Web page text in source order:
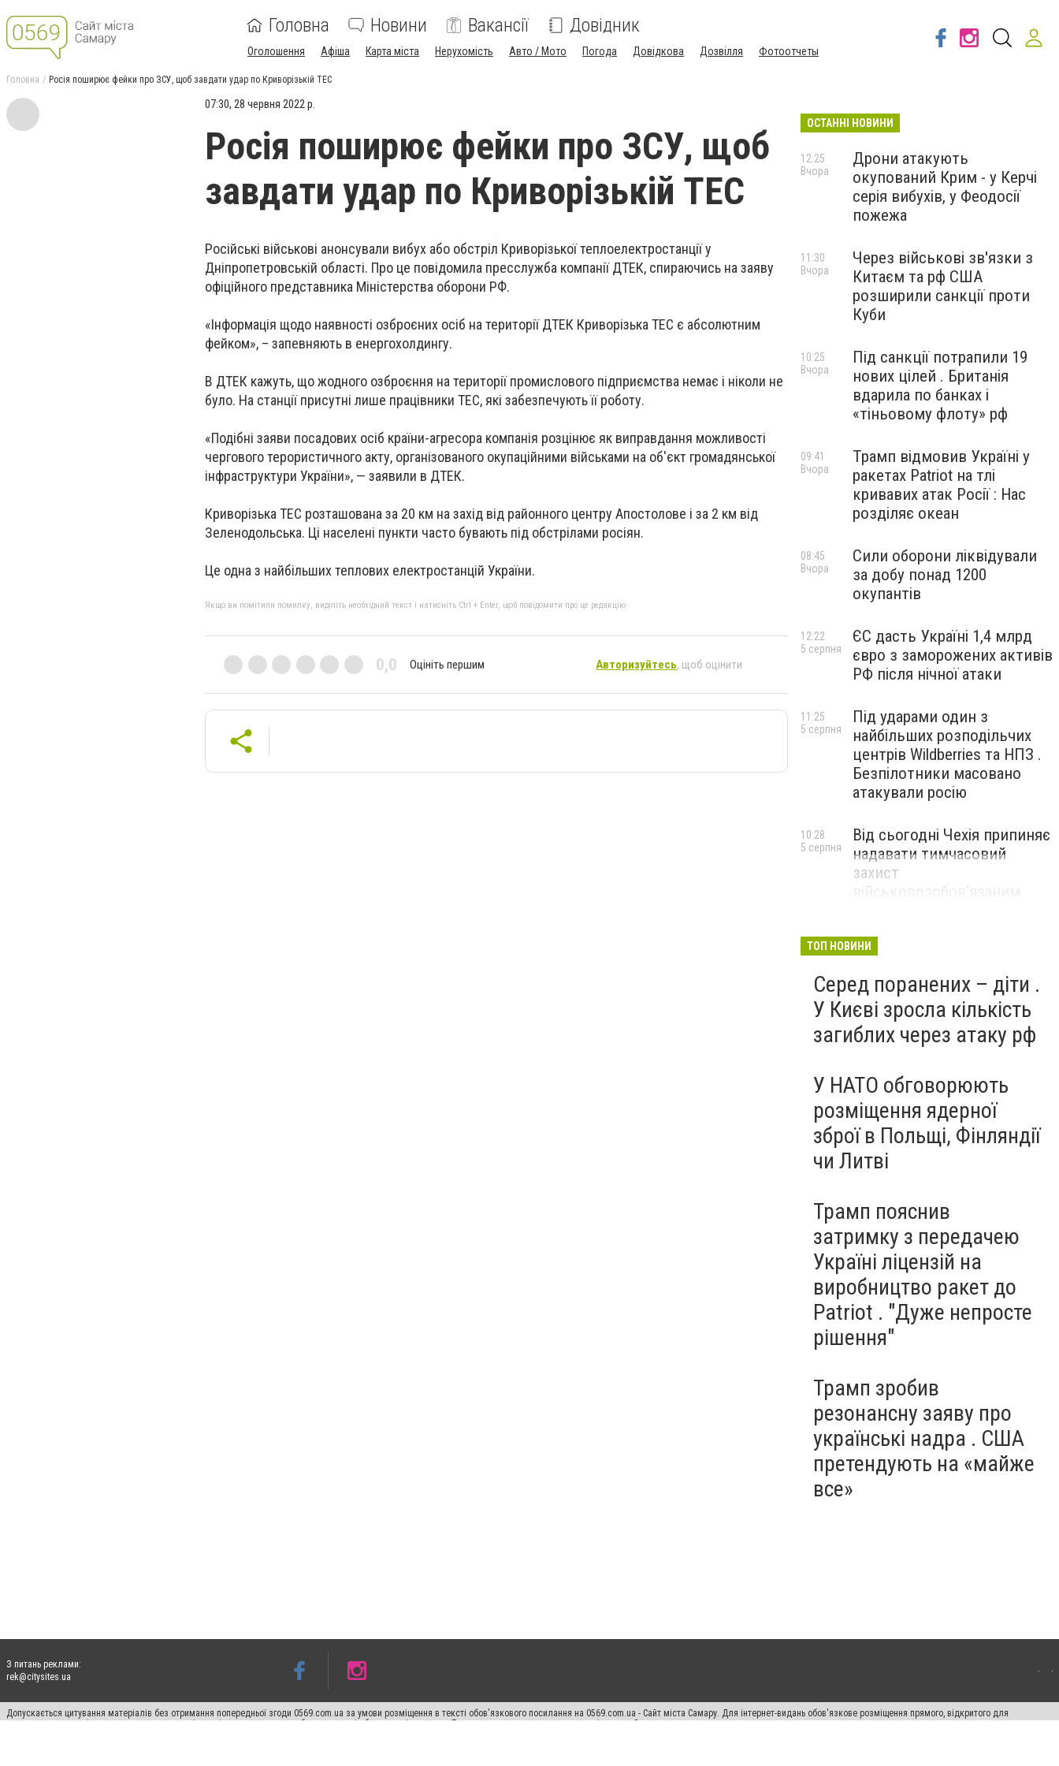
Головна Новини Вакансії Довідник
Оголошення Афіша Карта міста Нерухомість Авто / Мото Погода Довідкова Дозвілля Фотоотчеты
Головна Росія поширює фейки про ЗСУ, щоб завдати удар по Криворізькій ТЕС
07:30, 28 червня 2022 р.
Росія поширює фейки про ЗСУ, щоб
завдати удар по Криворізькій ТЕС
Російські військові анонсували вибух або обстріл Криворізької теплоелектростанції у
Дніпропетровській області. Про це повідомила пресслужба компанії ДТЕК, спираючись на заяву
офіційного представника Міністерства оборони РФ.
«Інформація щодо наявності озброєних осіб на території ДТЕК Криворізька ТЕС є абсолютним
фейком», – запевняють в енергохолдингу.
В ДТЕК кажуть, що жодного озброєння на території промислового підприємства немає і ніколи не
було. На станції присутні лише працівники ТЕС, які забезпечують її роботу.
«Подібні заяви посадових осіб країни-агресора компанія розцінює як виправдання можливості
чергового терористичного акту, організованого окупаційними військами на об'єкт громадянської
інфраструктури України», — заявили в ДТЕК.
Криворізька ТЕС розташована за 20 км на захід від районного центру Апостолове і за 2 км від
Зеленодольська. Ці населені пункти часто бувають під обстрілами росіян.
Це одна з найбільших теплових електростанцій України.
Якщо ви помітили помилку, виділіть необхідний текст і натисніть Ctrl + Enter, щоб повідомити про це редакцію
0,0 Оцініть першим Авторизуйтесь, щоб оцінити
ОСТАННІ НОВИНИ
Дрони атакують
окупований Крим - у Керчі
серія вибухів, у Феодосії
пожежа
12:25
Вчора
Через військові зв'язки з
Китаєм та рф США
розширили санкції проти
Куби
11:30
Вчора
Під санкції потрапили 19
нових цілей . Британія
вдарила по банках і
«тіньовому флоту» рф
10:25
Вчора
Трамп відмовив Україні у
ракетах Patriot на тлі
кривавих атак Росії : Нас
розділяє океан
09:41
Вчора
Сили оборони ліквідували
за добу понад 1200
окупантів
08:45
Вчора
ЄС дасть Україні 1,4 млрд
євро з заморожених активів
РФ після нічної атаки
12:22
5 серпня
Під ударами один з
найбільших розподільчих
центрів Wildberries та НПЗ .
Безпілотники масовано
атакували росію
11:25
5 серпня
Від сьогодні Чехія припиняє
надавати тимчасовий
захист
військовозобов’язаним
10:28
5 серпня
ТОП НОВИНИ
Серед поранених – діти .
У Києві зросла кількість
загиблих через атаку рф
У НАТО обговорюють
розміщення ядерної
зброї в Польщі, Фінляндії
чи Литві
Трамп пояснив
затримку з передачею
Україні ліцензій на
виробництво ракет до
Patriot . "Дуже непросте
рішення"
Трамп зробив
резонансну заяву про
українські надра . США
претендують на «майже
все»
З питань реклами:
rek@citysites.ua
Допускається цитування матеріалів без отримання попередньої згоди 0569.com.ua за умови розміщення в тексті обов'язкового посилання на 0569.com.ua - Сайт міста Самару. Для інтернет-видань обов'язкове розміщення прямого, відкритого для
пошукових систем гіперпосилання на цитовані статті не нижче другого абзацу в тексті або в якості джерела. Порушення виняткових прав переслідується Законом.